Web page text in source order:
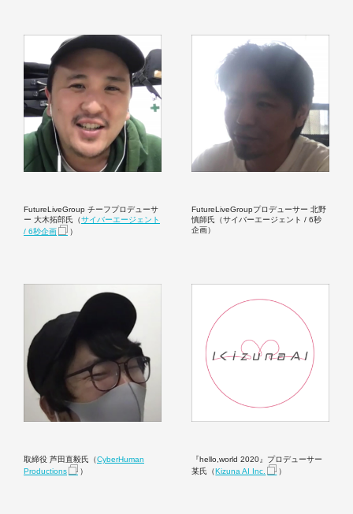
FutureLiveGroup チーフプロデューサ
ー 大木拓郎氏（サイバーエージェント
/ 6秒企画
）
FutureLiveGroupプロデューサー 北野
慎師氏（サイバーエージェント / 6秒
企画）
取締役 芦田直毅氏（CyberHuman
Productions
）
『hello,world 2020』プロデューサー
某氏（Kizuna AI Inc. ）